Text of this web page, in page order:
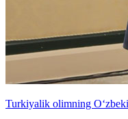
Turkiyalik olimning